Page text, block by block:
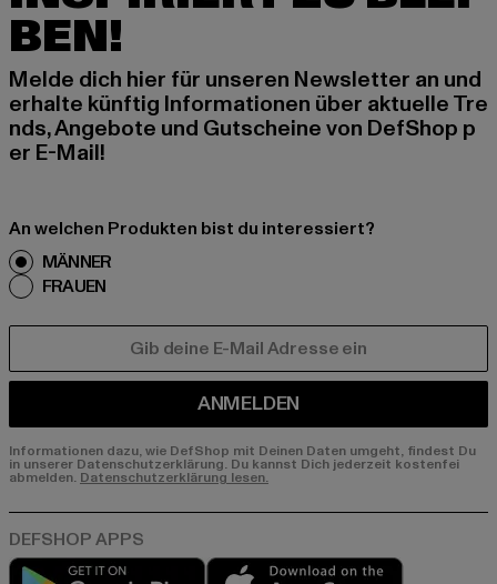
BEN!
Melde dich hier für unseren Newsletter an und
erhalte künftig Informationen über aktuelle Tre
nds, Angebote und Gutscheine von DefShop p
er E-Mail!
An welchen Produkten bist du interessiert?
MÄNNER
FRAUEN
ANMELDEN
Informationen dazu, wie DefShop mit Deinen Daten umgeht, findest Du
in unserer Datenschutzerklärung. Du kannst Dich jederzeit kostenfei
abmelden.Datenschutzerklärung lesen.
Play market